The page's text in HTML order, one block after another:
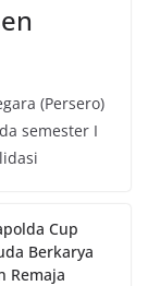
(Persero)
semester I
Cup
Berkarya
Remaja